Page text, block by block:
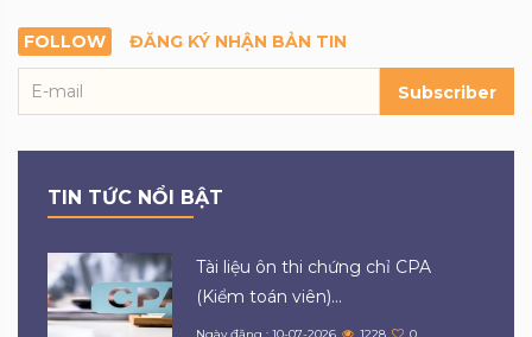
FOLLOW ĐĂNG KÝ NHẬN BẢN TIN
Subscriber
TIN TỨC NỔI BẬT
Tài liệu ôn thi chứng chỉ CPA
(Kiểm toán viên)...